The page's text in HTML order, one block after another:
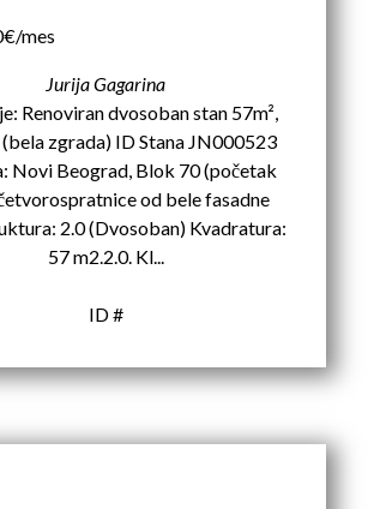
mes
Jurija Gagarina
Renoviran dvosoban stan 57m²,
zgrada) ID Stana JN000523
Novi Beograd, Blok 70 (početak
od bele fasadne
2.0 (Dvosoban) Kvadratura:
57 m2.2.0. Kl...
ID #